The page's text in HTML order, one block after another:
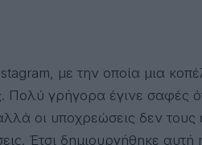
με την οποία μια
Πολύ γρήγορα έγινε σαφές
οι υποχρεώσεις δεν
Έτσι δημιουργήθηκε αυτή